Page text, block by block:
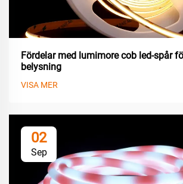
Fördelar med lumimore cob led-spår
belysning
VISA MER
02
Sep